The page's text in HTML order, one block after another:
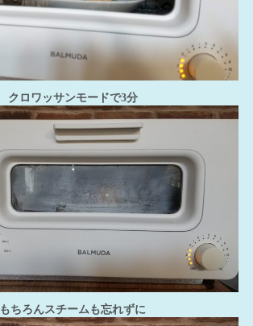
クロワッサンモードで3分
もちろんスチームも忘れずに